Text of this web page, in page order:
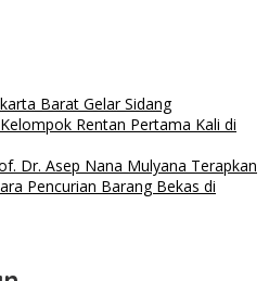
Barat Gelar Sidang
Rentan Pertama Kali di
Dr. Asep Nana Mulyana Terapkan
Pencurian Barang Bekas di